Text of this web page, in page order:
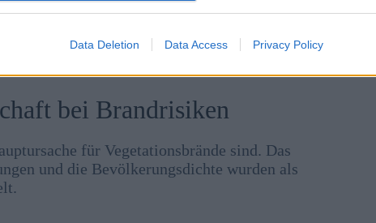
Data Deletion Data Access Privacy Policy
Pressemitteilung/Natur
“Die Brandgefahr in den Karpaten ist erheblich
Eine wirksame Prävention erfordert ein
bei Brandrisiken
für Vegetationsbrände sind. Das
und die Bevölkerungsdichte wurden als